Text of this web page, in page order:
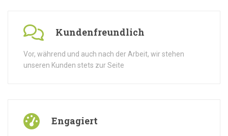
Kundenfreundlich
Vor, während und auch nach der Arbeit, wir stehen
unseren Kunden stets zur Seite
Engagiert